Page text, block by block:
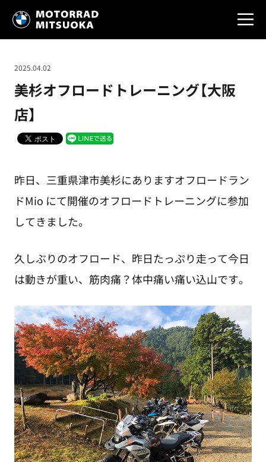
美杉オフロードトレーニング【大阪
店】
2025.04.02
昨日、三重県津市美杉にありますオフロードラン
ドMio にて開催のオフロードトレーニングに参加
してきました。
久しぶりのオフロード、昨日たっぷり走って今日
は動きが重い、筋肉痛？体中痛い痛い込山です。